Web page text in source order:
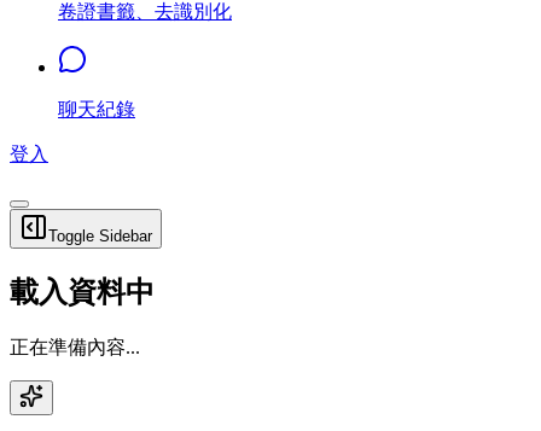
卷證書籤、去識別化
聊天紀錄
登入
Toggle Sidebar
載入資料中
正在準備內容...